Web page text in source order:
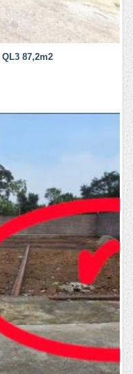
87,2m2